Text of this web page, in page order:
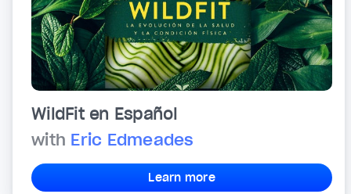
WildFit en Español
with Eric Edmeades
Learn more